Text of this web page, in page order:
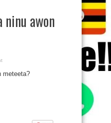
awon
meteeta?